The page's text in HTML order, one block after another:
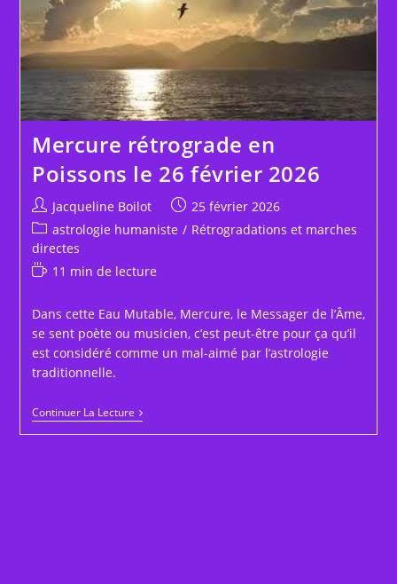
Mercure rétrograde en
Poissons le 26 février 2026
Auteur/autrice
de
la
publication :
Jacqueline Boilot
Publication
publiée :
25 février 2026
Post
category:
astrologie humaniste / Rétrogradations et marches
directes
Temps
lecture :
11 min de lecture
Dans cette Eau Mutable, Mercure, le Messager de l’Âme,
se sent poète ou musicien, c’est peut-être pour ça qu’il
est considéré comme un mal-aimé par l’astrologie
traditionnelle.
Continuer La LectureMercure
Rétrograde